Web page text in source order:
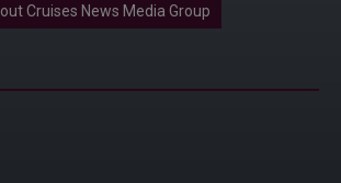
Cruises News Media Group